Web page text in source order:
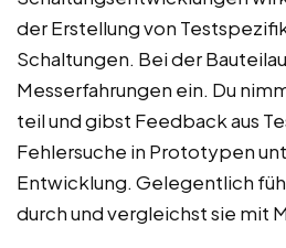
der Erstellung von
Schaltungen. Bei der
Messerfahrungen ein. Du
teil und gibst Feedback aus
Fehlersuche in Prototypen
Entwicklung. Gelegentlich
durch und vergleichst sie mit